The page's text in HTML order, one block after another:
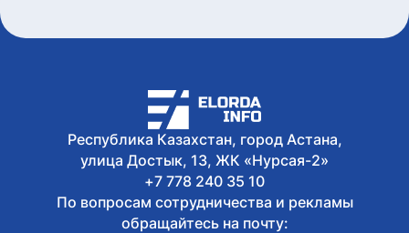
Как очищают реку Есиль от
водорослей, тины и мусора в Астане
Республика Казахстан, город Астана,
улица Достык, 13, ЖК «Нурсая-2»
+7 778 240 35 10
По вопросам сотрудничества и рекламы
обращайтесь на почту: